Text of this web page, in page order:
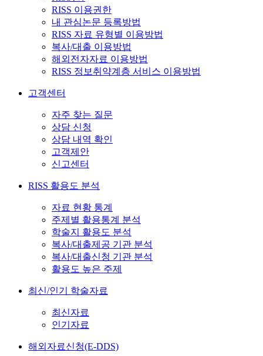
RISS 이용권한
내 관심논문 등록방법
RISS 자료 유형별 이용방법
복사/대출 이용방법
해외전자자료 이용방법
RISS 정보취약계층 서비스 이용방법
고객센터
자주 찾는 질문
상담 신청
상담 내역 확인
고객제안
신고센터
RISS 활용도 분석
자료 현황 통계
주제별 활용통계 분석
학술지 활용도 분석
복사/대출제공 기관 분석
복사/대출신청 기관 분석
활용도 높은 주제
최신/인기 학술자료
최신자료
인기자료
해외자료신청(E-DDS)